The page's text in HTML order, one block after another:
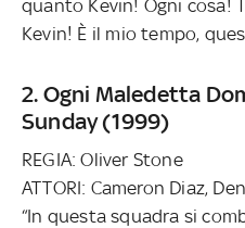
quanto Kevin! Ogni cosa!
Kevin! È il mio tempo,
2. Ogni Maledetta
Sunday (1999)
REGIA: Oliver Stone
ATTORI: Cameron Diaz,
“In questa squadra si